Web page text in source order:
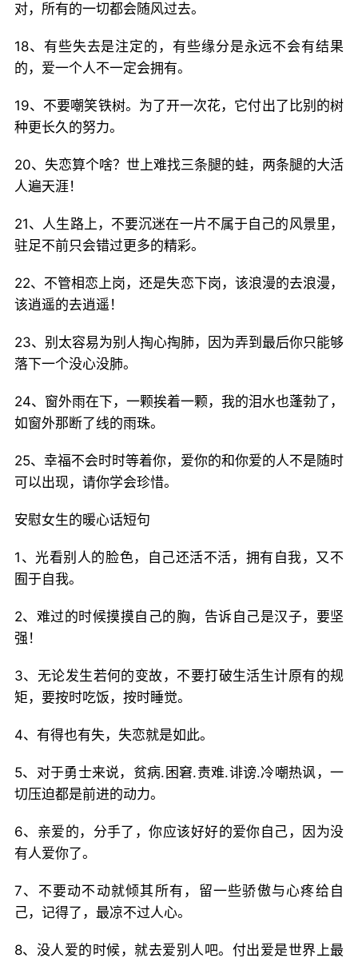
对，所有的一切都会随风过去。
18、有些失去是注定的，有些缘分是永远不会有结果
的，爱一个人不一定会拥有。
19、不要嘲笑铁树。为了开一次花，它付出了比别的树
种更长久的努力。
20、失恋算个啥？世上难找三条腿的蛙，两条腿的大活
人遍天涯！
21、人生路上，不要沉迷在一片不属于自己的风景里，
驻足不前只会错过更多的精彩。
22、不管相恋上岗，还是失恋下岗，该浪漫的去浪漫，
该逍遥的去逍遥！
23、别太容易为别人掏心掏肺，因为弄到最后你只能够
落下一个没心没肺。
24、窗外雨在下，一颗挨着一颗，我的泪水也蓬勃了，
如窗外那断了线的雨珠。
25、幸福不会时时等着你，爱你的和你爱的人不是随时
可以出现，请你学会珍惜。
安慰女生的暖心话短句
1、光看别人的脸色，自己还活不活，拥有自我，又不
囿于自我。
2、难过的时候摸摸自己的胸，告诉自己是汉子，要坚
强！
3、无论发生若何的变故，不要打破生活生计原有的规
矩，要按时吃饭，按时睡觉。
4、有得也有失，失恋就是如此。
5、对于勇士来说，贫病.困窘.责难.诽谤.冷嘲热讽，一
切压迫都是前进的动力。
6、亲爱的，分手了，你应该好好的爱你自己，因为没
有人爱你了。
7、不要动不动就倾其所有，留一些骄傲与心疼给自
己，记得了，最凉不过人心。
8、没人爱的时候，就去爱别人吧。付出爱是世界上最